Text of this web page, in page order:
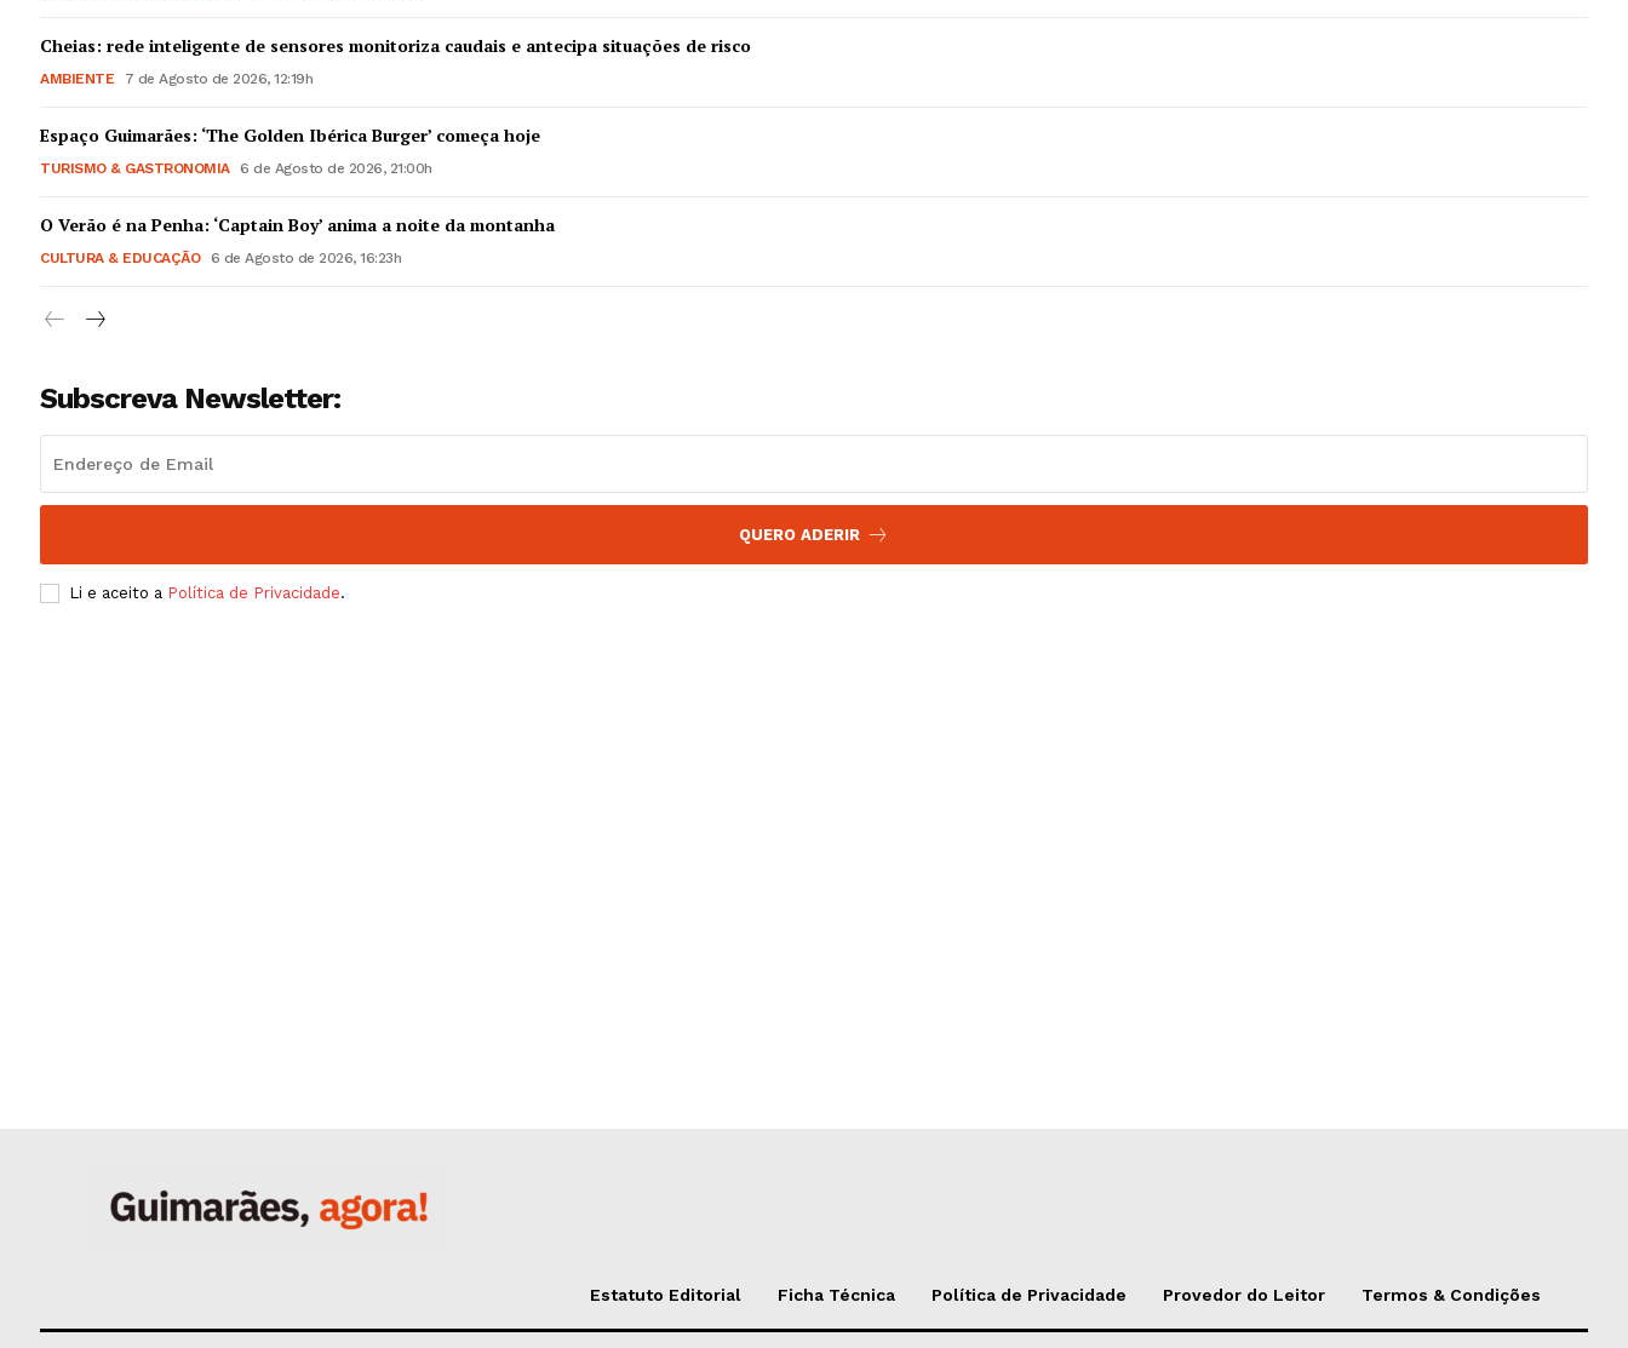
Cheias: rede inteligente de sensores monitoriza caudais e antecipa situações de risco
AMBIENTE 7 de Agosto de 2026, 12:19h
Espaço Guimarães: ‘The Golden Ibérica Burger’ começa hoje
TURISMO & GASTRONOMIA 6 de Agosto de 2026, 21:00h
O Verão é na Penha: ‘Captain Boy’ anima a noite da montanha
CULTURA & EDUCAÇÃO 6 de Agosto de 2026, 16:23h
Subscreva Newsletter:
QUERO ADERIR
Li e aceito a Política de Privacidade.
Estatuto Editorial Ficha Técnica Política de Privacidade Provedor do Leitor Termos & Condições